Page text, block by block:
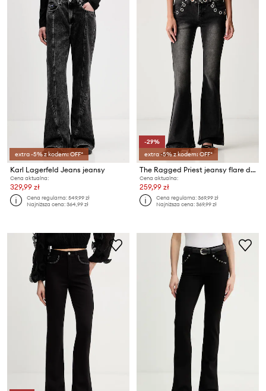
extra -5% z kodem: OFF*
Karl Lagerfeld Jeans jeansy
Cena aktualna:
329,99 zł
Cena regularna:549,99 zł
Najniższa cena:364,99 zł
-29%
extra -5% z kodem: OFF*
The Ragged Priest jeansy flare damskie
Cena aktualna:
259,99 zł
Cena regularna:369,99 zł
Najniższa cena:369,99 zł